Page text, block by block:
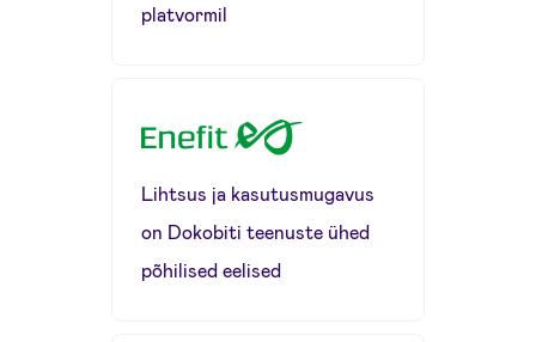
platvormil
Lihtsus ja kasutusmugavus
on Dokobiti teenuste ühed
põhilised eelised